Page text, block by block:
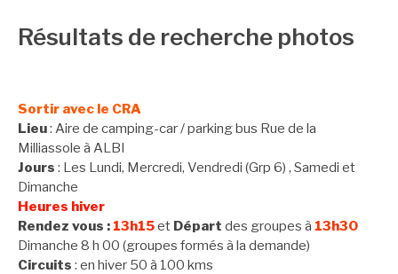
Résultats de recherche photos
Sortir avec le CRA
Lieu: Aire de camping-car / parking bus Rue de la
Milliassole à ALBI
Jours : Les Lundi, Mercredi, Vendredi (Grp 6) , Samedi et
Dimanche
Heures hiver
Rendez vous : 13h15et Départ des groupes à 13h30
Dimanche 8 h 00 (groupes formés à la demande)
Circuits : en hiver 50 à 100 kms